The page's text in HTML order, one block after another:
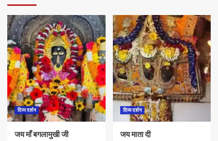
दिव्य दर्शन
जय माँ बगलामुखी जी
दिव्य दर्शन
जय माता दी